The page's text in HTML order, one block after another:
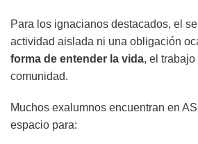
Para los ignacianos destacados, el
actividad aislada ni una obligación
forma de entender la vida, el
comunidad.
Muchos exalumnos encuentran en
espacio para: